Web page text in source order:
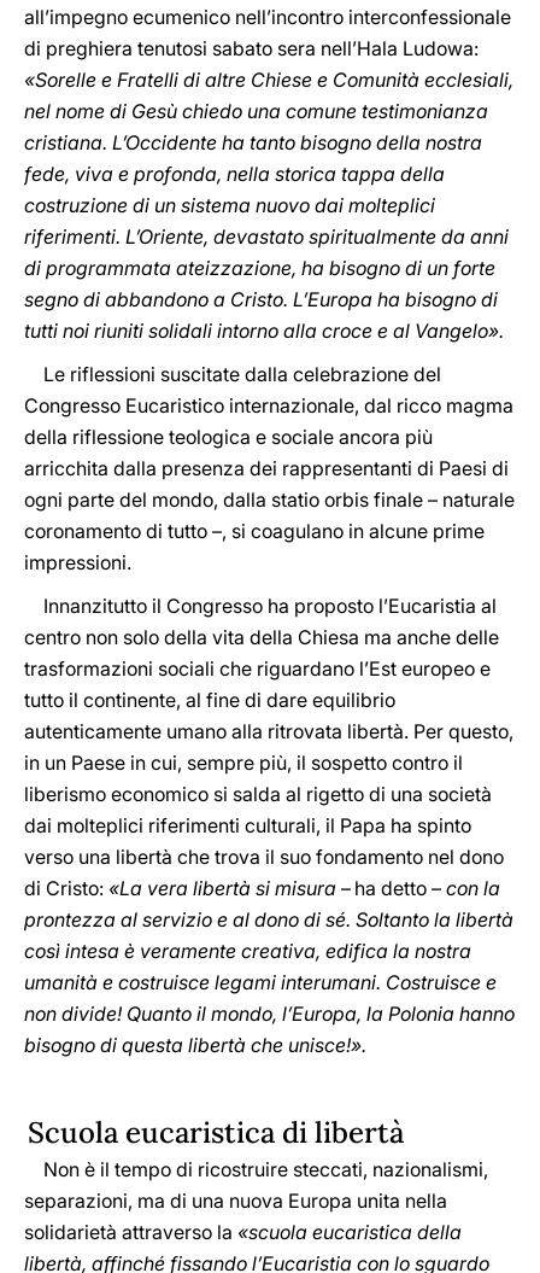
all’impegno ecumenico nell’incontro interconfessionale
di preghiera tenutosi sabato sera nell’Hala Ludowa:
«Sorelle e Fratelli di altre Chiese e Comunità ecclesiali,
nel nome di Gesù chiedo una comune testimonianza
cristiana. L’Occidente ha tanto bisogno della nostra
fede, viva e profonda, nella storica tappa della
costruzione di un sistema nuovo dai molteplici
riferimenti. L’Oriente, devastato spiritualmente da anni
di programmata ateizzazione, ha bisogno di un forte
segno di abbandono a Cristo. L’Europa ha bisogno di
tutti noi riuniti solidali intorno alla croce e al Vangelo».
Le riflessioni suscitate dalla celebrazione del
Congresso Eucaristico internazionale, dal ricco magma
della riflessione teologica e sociale ancora più
arricchita dalla presenza dei rappresentanti di Paesi di
ogni parte del mondo, dalla statio orbis finale – naturale
coronamento di tutto –, si coagulano in alcune prime
impressioni.
Innanzitutto il Congresso ha proposto l’Eucaristia al
centro non solo della vita della Chiesa ma anche delle
trasformazioni sociali che riguardano l’Est europeo e
tutto il continente, al fine di dare equilibrio
autenticamente umano alla ritrovata libertà. Per questo,
in un Paese in cui, sempre più, il sospetto contro il
liberismo economico si salda al rigetto di una società
dai molteplici riferimenti culturali, il Papa ha spinto
verso una libertà che trova il suo fondamento nel dono
di Cristo: «La vera libertà si misura – ha detto – con la
prontezza al servizio e al dono di sé. Soltanto la libertà
così intesa è veramente creativa, edifica la nostra
umanità e costruisce legami interumani. Costruisce e
non divide! Quanto il mondo, l’Europa, la Polonia hanno
bisogno di questa libertà che unisce!».
Scuola eucaristica di libertà
Non è il tempo di ricostruire steccati, nazionalismi,
separazioni, ma di una nuova Europa unita nella
solidarietà attraverso la «scuola eucaristica della
libertà, affinché fissando l’Eucaristia con lo sguardo